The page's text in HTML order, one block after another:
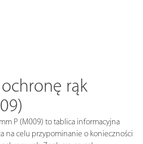
ochronę rąk
P (M009) to tablica informacyjna
na celu przypominanie o konieczności